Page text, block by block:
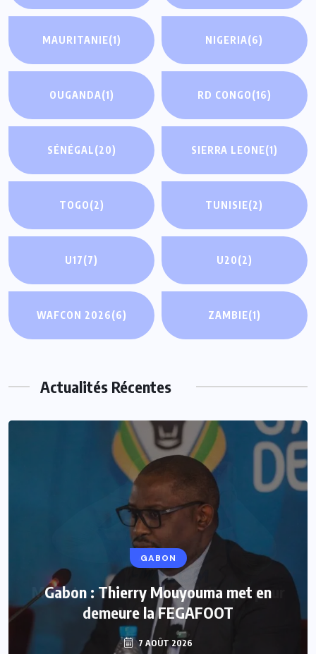
MAURITANIE(1) NIGERIA(6)
OUGANDA(1) RD CONGO(16)
SÉNÉGAL(20) SIERRA LEONE(1)
TOGO(2) TUNISIE(2)
U17(7) U20(2)
WAFCON 2026(6) ZAMBIE(1)
Actualités Récentes
GABON
Gabon : Thierry Mouyouma met en
demeure la FEGAFOOT
7 AOÛT 2026